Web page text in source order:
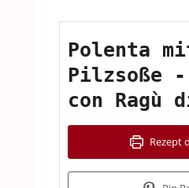
Polenta
Pilzsoße
con Ragù
Rezept